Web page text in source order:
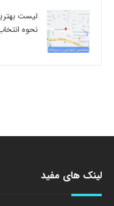
لیست
نحوه
لینک های مفید